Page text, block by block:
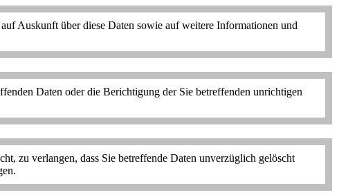
Auskunft über diese Daten sowie auf weitere Informationen und
Daten oder die Berichtigung der Sie betreffenden unrichtigen
zu verlangen, dass Sie betreffende Daten unverzüglich gelöscht